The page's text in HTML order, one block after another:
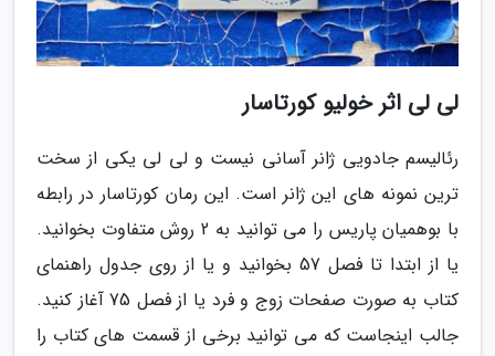
لی لی اثر خولیو کورتاسار
رئالیسم جادویی ژانر آسانی نیست و لی لی یکی از سخت
ترین نمونه های این ژانر است. این رمان کورتاسار در رابطه
با بوهمیان پاریس را می توانید به 2 روش متفاوت بخوانید.
یا از ابتدا تا فصل 57 بخوانید و یا از روی جدول راهنمای
کتاب به صورت صفحات زوج و فرد یا از فصل 75 آغاز کنید.
جالب اینجاست که می توانید برخی از قسمت های کتاب را